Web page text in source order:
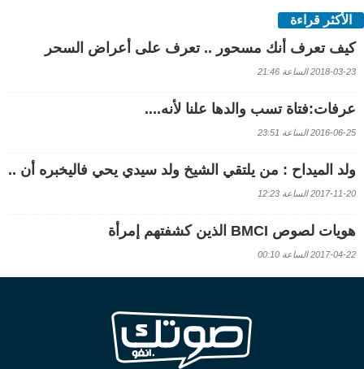
الأكثر قراءة
كيف تعرف أنك مسحور .. تعرف على أعراض السحر
2018-03-23 الساعة 21:46
عرفات:فتاة تسب والدها علنا لأنه....
2016-06-25 الساعة 23:51
ولد الميداح : من يلتقي الشيخ ولد سيدي يحي فاليخبره أن ..
2017-11-20 الساعة 12:23
هويات لصوص BMCI الذين كشفتهم إمرأة
2017-04-22 الساعة 00:10